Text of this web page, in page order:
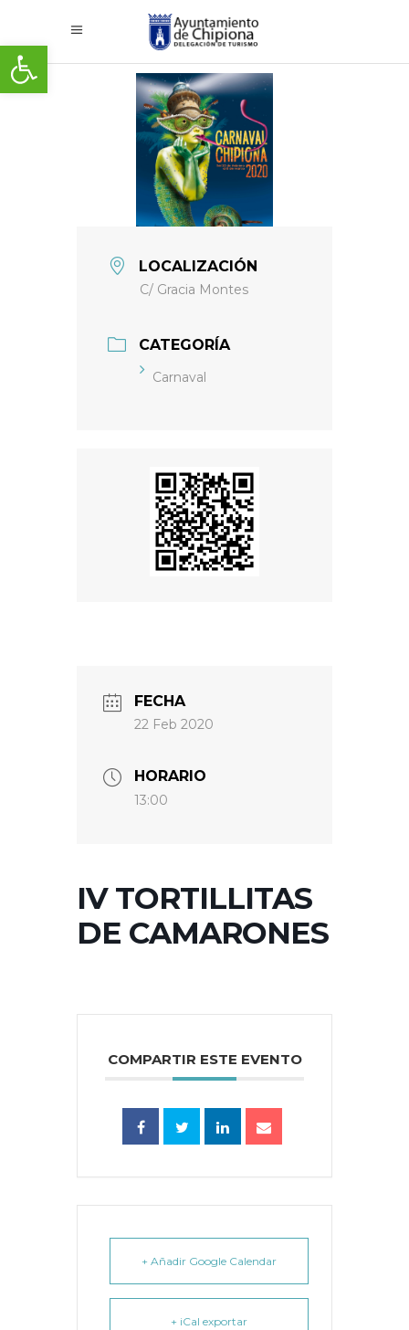
Abrir barra de herramientas
LOCALIZACIÓN
C/ Gracia Montes
CATEGORÍA
Carnaval
FECHA
22 Feb 2020
HORARIO
13:00
IV TORTILLITAS
DE CAMARONES
COMPARTIR ESTE EVENTO
+ Añadir Google Calendar
+ iCal exportar